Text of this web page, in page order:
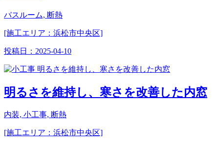
バスルーム, 断熱
[施工エリア：浜松市中央区]
投稿日： 2025-04-10
明るさを維持し、寒さを改善した内窓
内装, 小工事, 断熱
[施工エリア：浜松市中央区]